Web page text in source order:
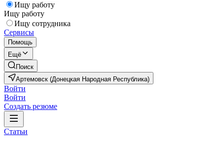
Ищу работу
Ищу работу
Ищу сотрудника
Сервисы
Помощь
Ещё
Поиск
Артемовск (Донецкая Народная Республика)
Войти
Войти
Создать резюме
Статьи